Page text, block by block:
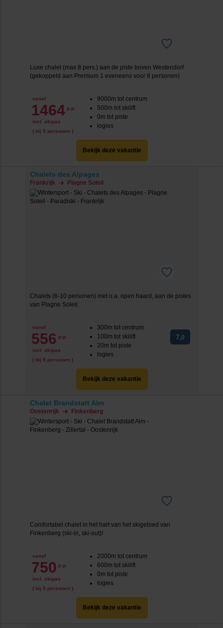
Luxe chalet (max 8 pers.) aan de piste boven Westendorf
(gekoppeld aan Premium 1 eveneens voor 8 personen)
vanaf
1464 p.p.
incl. skipas
( bij 5 personen )
9000m tot centrum
500m tot skilift
0m tot piste
logies
Bekijk deze vakantie
Chalets des Alpages
Frankrijk Plagne Soleil
Chalets (6-10 personen) met o.a. open haard, aan de pistes
van Plagne Soleil.
vanaf
556 p.p.
incl. skipas
( bij 5 personen )
300m tot centrum
100m tot skilift
20m tot piste
logies
7,0
Bekijk deze vakantie
Chalet Brandstatt Alm
Oostenrijk Finkenberg
Comfortabel chalet in het hart van het skigebied van
Finkenberg (ski-in, ski-out)!
vanaf
750 p.p.
incl. skipas
( bij 5 personen )
2000m tot centrum
600m tot skilift
0m tot piste
logies
Bekijk deze vakantie